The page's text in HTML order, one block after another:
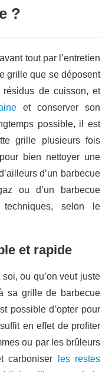
?
tout par l’entretien
grille que se déposent
de cuisson, et
et conserver son
possible, il est
grille plusieurs fois
bien nettoyer une
d’un barbecue
ou d’un barbecue
selon le
et rapide
ou qu’on veut juste
sa grille de barbecue
possible d’opter pour
en effet de profiter
ou par les brûleurs
carboniser
les restes